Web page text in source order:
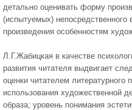
детально оценивать форму
(испытуемых) непосредственного
произведения особенностям
Л.Г.Жабицкая в качестве
развития читателя выдвигает
оценки читателем литературного
использования художественной
образа; уровень понимания